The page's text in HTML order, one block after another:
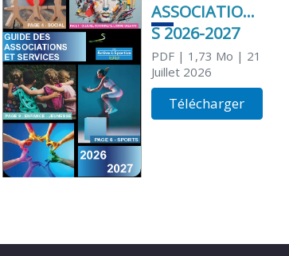
ASSOCIATION
S 2026-2027
PDF| 1,73 Mo | 21
Juillet 2026
Télécharger